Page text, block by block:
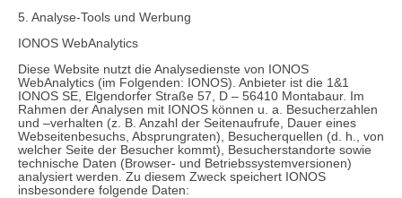
5. Analyse-Tools und Werbung
IONOS WebAnalytics
Diese Website nutzt die Analysedienste von IONOS
WebAnalytics (im Folgenden: IONOS). Anbieter ist die 1&1
IONOS SE, Elgendorfer Straße 57, D – 56410 Montabaur. Im
Rahmen der Analysen mit IONOS können u. a. Besucherzahlen
und –verhalten (z. B. Anzahl der Seitenaufrufe, Dauer eines
Webseitenbesuchs, Absprungraten), Besucherquellen (d. h., von
welcher Seite der Besucher kommt), Besucherstandorte sowie
technische Daten (Browser- und Betriebssystemversionen)
analysiert werden. Zu diesem Zweck speichert IONOS
insbesondere folgende Daten: